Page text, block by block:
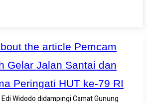
Widodo didampingi Camat Gunung